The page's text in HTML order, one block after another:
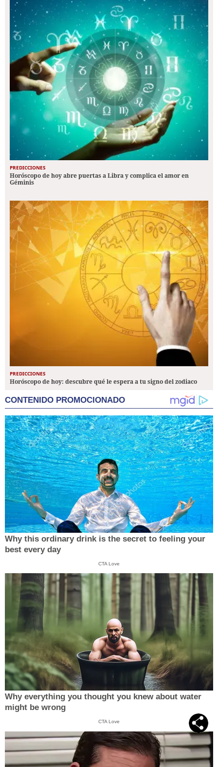
PREDICCIONES
Horóscopo de hoy abre puertas a Libra y complica el amor en
Géminis
PREDICCIONES
Horóscopo de hoy: descubre qué le espera a tu signo del zodiaco
CONTENIDO PROMOCIONADO
Why this ordinary drink is the secret to feeling your
best every day
CTA Love
Why everything you thought you knew about water
might be wrong
CTA Love